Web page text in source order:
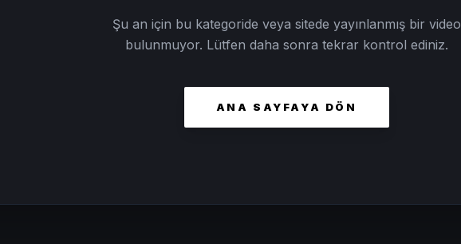
Şu an için bu kategoride veya sitede yayınlanmış bir video
bulunmuyor. Lütfen daha sonra tekrar kontrol ediniz.
ANA SAYFAYA DÖN